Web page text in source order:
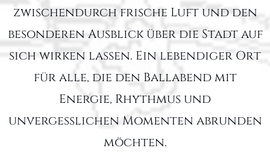
zwischendurch frische Luft und den
besonderen Ausblick über die Stadt auf
sich wirken lassen. Ein lebendiger Ort
für alle, die den Ballabend mit
Energie, Rhythmus und
unvergesslichen Momenten abrunden
möchten.